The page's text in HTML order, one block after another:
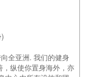
全亚洲. 我们的健身
纵使你置身海外，亦